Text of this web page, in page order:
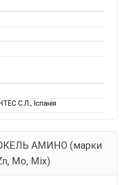
С.Л., Іспанія
АМИНО (марки
Mo, Mix)